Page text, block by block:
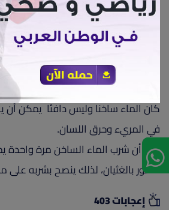
وتستند معظم الفوائد الصحية للمياه
الناس يشعرون بفوائد الماء الساخن،
في الصباح على الريق أو قبل النوم
لكن يوجد مخاطر للماء الساخن لابد من
كان الماء ساخنا وليس دافئا يمكن أن
في المريء وحرق اللسان.
كما أن شرب الماء الساخن مرة واحدة
شعور بالغثيان، لذلك ينصح بشربه على
إعجابات 403